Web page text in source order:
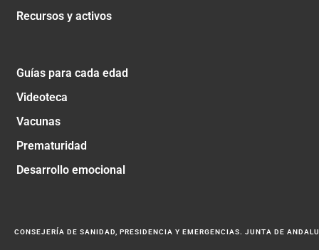
Recursos y activos
Guías para cada edad
Videoteca
Vacunas
Prematuridad
Desarrollo emocional
CONSEJERÍA DE SANIDAD, PRESIDENCIA Y EMERGENCIAS. JUNTA DE